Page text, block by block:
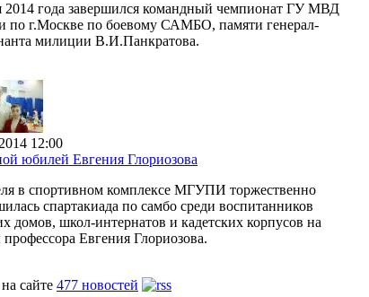
2014 года завершился командный чемпионат ГУ МВД
по г.Москве по боевому САМБО, памяти генерал-
милиции В.И.Панкратова.
12:00
юбилей Евгения Глориозова
в спортивном комплексе МГУПИ торжественно
спартакиада по самбо среди воспитанников
домов, школ-интернатов и кадетских корпусов на
Евгения Глориозова.
сайте 477 новостей